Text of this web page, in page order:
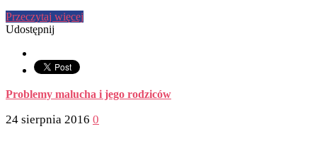
Przeczytaj więcej
Udostępnij
Problemy malucha i jego rodziców
24 sierpnia 2016 0